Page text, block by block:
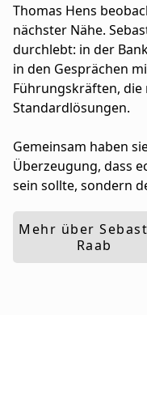
Thomas Hens
nächster Nähe.
durchlebt: in der
in den Gesprächen
Führungskräften,
Standardlösungen.
Gemeinsam haben
Überzeugung, dass
sein sollte, sondern
Mehr über
Raab